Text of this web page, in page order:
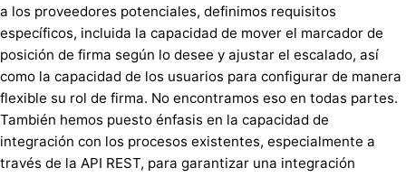
a los proveedores potenciales, definimos requisitos
específicos, incluida la capacidad de mover el marcador de
posición de firma según lo desee y ajustar el escalado, así
como la capacidad de los usuarios para configurar de manera
flexible su rol de firma. No encontramos eso en todas partes.
También hemos puesto énfasis en la capacidad de
integración con los procesos existentes, especialmente a
través de la API REST, para garantizar una integración